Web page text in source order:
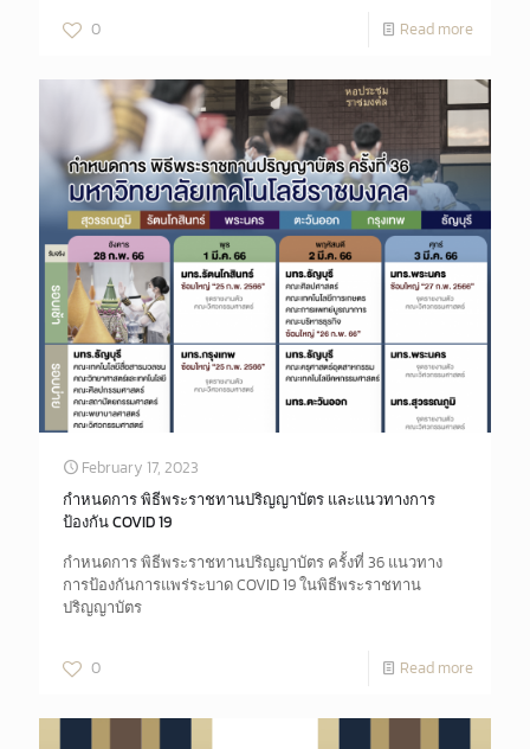
0 Read more
February 17, 2023
กำหนดการ พิธีพระราชทานปริญญาบัตร และแนวทางการ
ป้องกัน COVID 19
กำหนดการ พิธีพระราชทานปริญญาบัตร ครั้งที่ 36 แนวทาง
การป้องกันการแพร่ระบาด COVID 19 ในพิธีพระราชทาน
ปริญญาบัตร
0 Read more